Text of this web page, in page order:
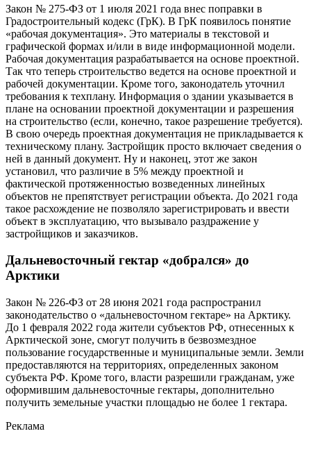
Закон № 275-ФЗ от 1 июля 2021 года внес поправки в
Градостроительный кодекс (ГрК). В ГрК появилось понятие
«рабочая документация». Это материалы в текстовой и
графической формах и/или в виде информационной модели.
Рабочая документация разрабатывается на основе проектной.
Так что теперь строительство ведется на основе проектной и
рабочей документации. Кроме того, законодатель уточнил
требования к техплану. Информация о здании указывается в
плане на основании проектной документации и разрешения
на строительство (если, конечно, такое разрешение требуется).
В свою очередь проектная документация не прикладывается к
техническому плану. Застройщик просто включает сведения о
ней в данный документ. Ну и наконец, этот же закон
установил, что различие в 5% между проектной и
фактической протяженностью возведенных линейных
объектов не препятствует регистрации объекта. До 2021 года
такое расхождение не позволяло зарегистрировать и ввести
объект в эксплуатацию, что вызывало раздражение у
застройщиков и заказчиков.
Дальневосточный гектар «добрался» до
Арктики
Закон № 226-ФЗ от 28 июня 2021 года распространил
законодательство о «дальневосточном гектаре» на Арктику.
До 1 февраля 2022 года жители субъектов РФ, отнесенных к
Арктической зоне, смогут получить в безвозмездное
пользование государственные и муниципальные земли. Земли
предоставляются на территориях, определенных законом
субъекта РФ. Кроме того, власти разрешили гражданам, уже
оформившим дальневосточные гектары, дополнительно
получить земельные участки площадью не более 1 гектара.
Реклама